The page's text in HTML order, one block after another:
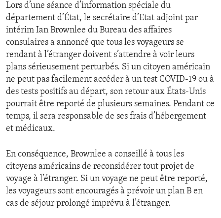
Lors d’une séance d’information spéciale du
département d’État, le secrétaire d’Etat adjoint par
intérim Ian Brownlee du Bureau des affaires
consulaires a annoncé que tous les voyageurs se
rendant à l’étranger doivent s’attendre à voir leurs
plans sérieusement perturbés. Si un citoyen américain
ne peut pas facilement accéder à un test COVID-19 ou à
des tests positifs au départ, son retour aux États-Unis
pourrait être reporté de plusieurs semaines. Pendant ce
temps, il sera responsable de ses frais d’hébergement
et médicaux.
En conséquence, Brownlee a conseillé à tous les
citoyens américains de reconsidérer tout projet de
voyage à l’étranger. Si un voyage ne peut être reporté,
les voyageurs sont encouragés à prévoir un plan B en
cas de séjour prolongé imprévu à l’étranger.